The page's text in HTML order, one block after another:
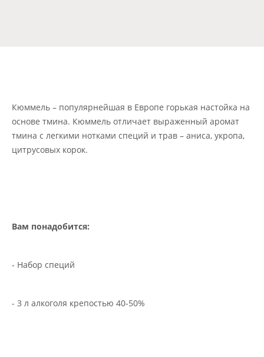
Кюммель – популярнейшая в Европе горькая настойка на
основе тмина. Кюммель отличает выраженный аромат
тмина с легкими нотками специй и трав – аниса, укропа,
цитрусовых корок.
Вам понадобится:
- Набор специй
- 3 л алкоголя крепостью 40-50%